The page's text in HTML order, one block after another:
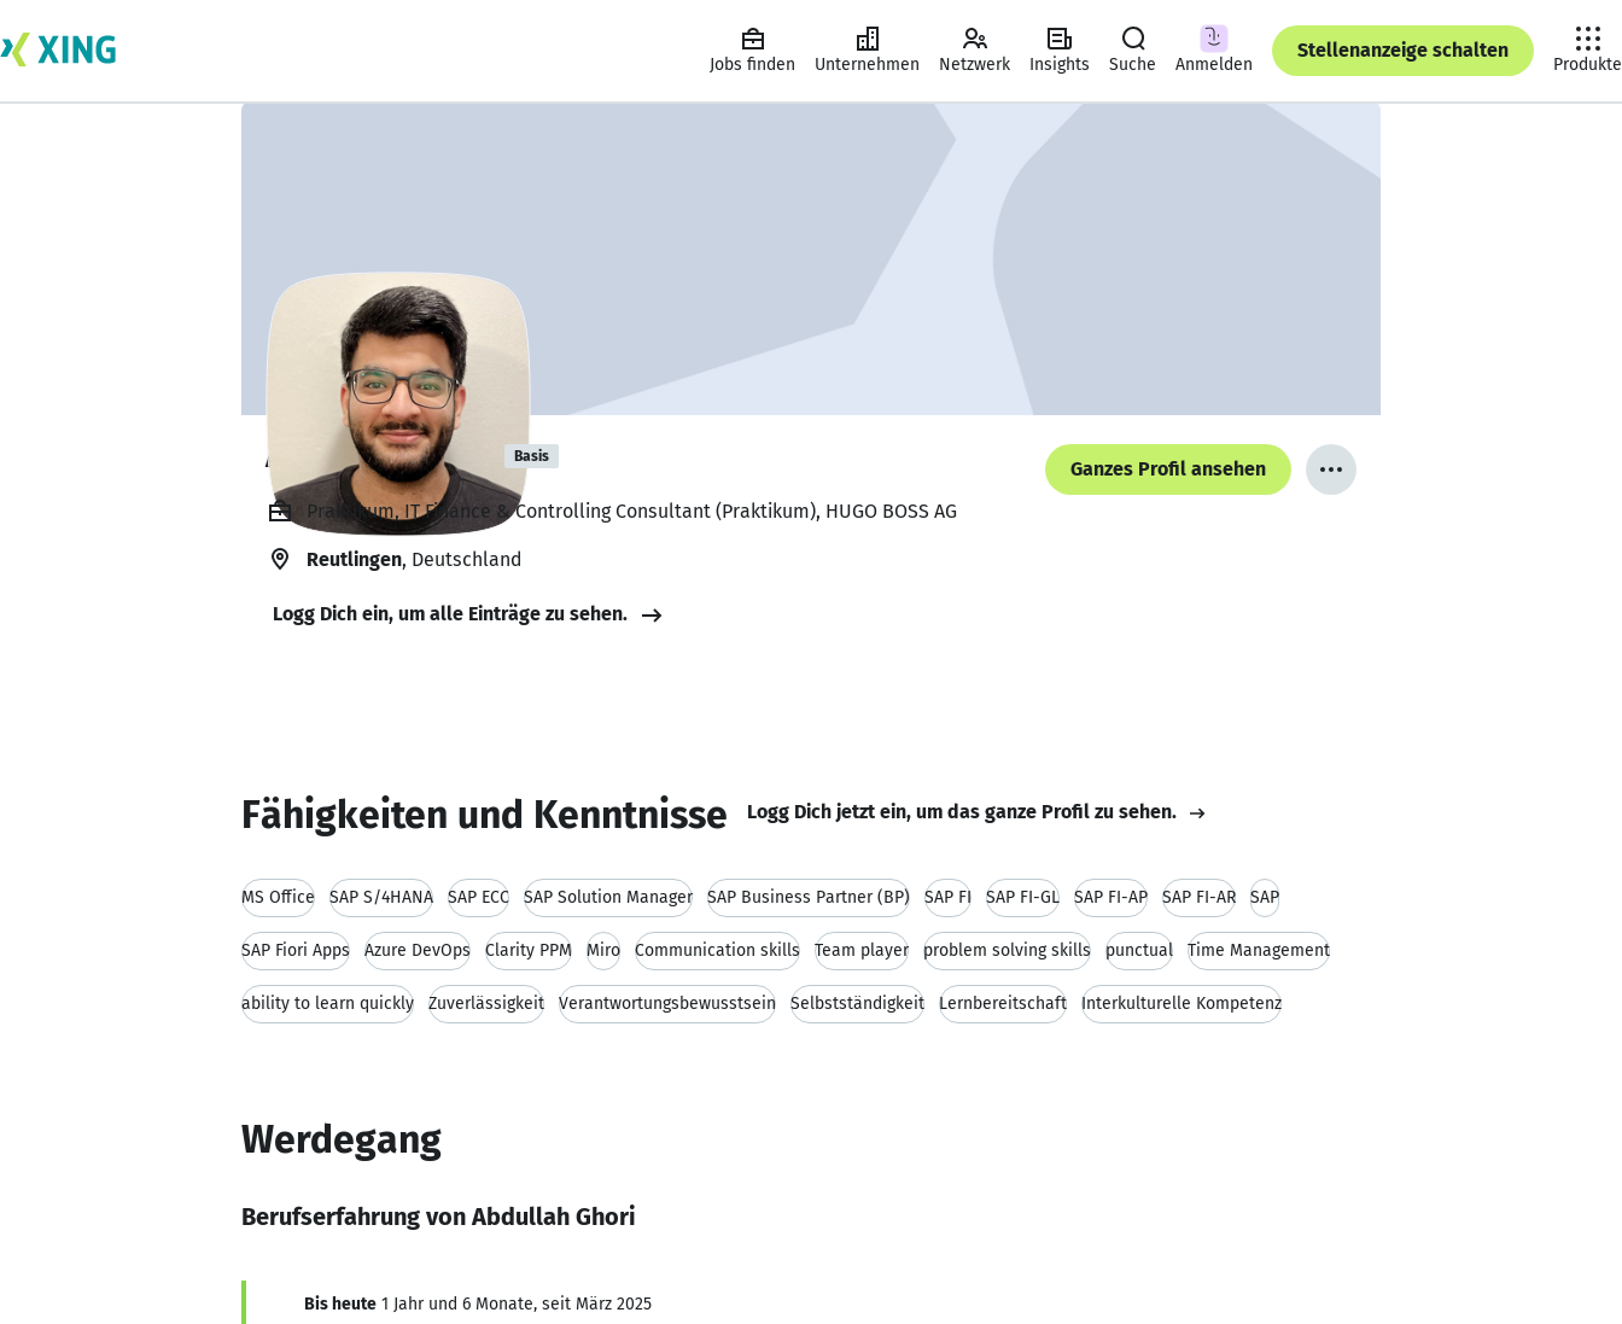
Jobs finden Unternehmen Netzwerk Insights Suche Anmelden
Stellenanzeige schalten
Produkte
Abdullah Ghori Basis
Ganzes Profil ansehen
Praktikum, IT Finance & Controlling Consultant (Praktikum), HUGO BOSS AG
Reutlingen, Deutschland
Logg Dich ein, um alle Einträge zu sehen.
Fähigkeiten und Kenntnisse Logg Dich jetzt ein, um das ganze Profil zu sehen.
MS Office SAP S/4HANA SAP ECC SAP Solution Manager SAP Business Partner (BP) SAP FI SAP FI-GL SAP FI-AP SAP FI-AR SAP
SAP Fiori Apps Azure DevOps Clarity PPM Miro Communication skills Team player problem solving skills punctual Time Management
ability to learn quickly Zuverlässigkeit Verantwortungsbewusstsein Selbstständigkeit Lernbereitschaft Interkulturelle Kompetenz
Werdegang
Berufserfahrung von Abdullah Ghori
Bis heute 1 Jahr und 6 Monate, seit März 2025